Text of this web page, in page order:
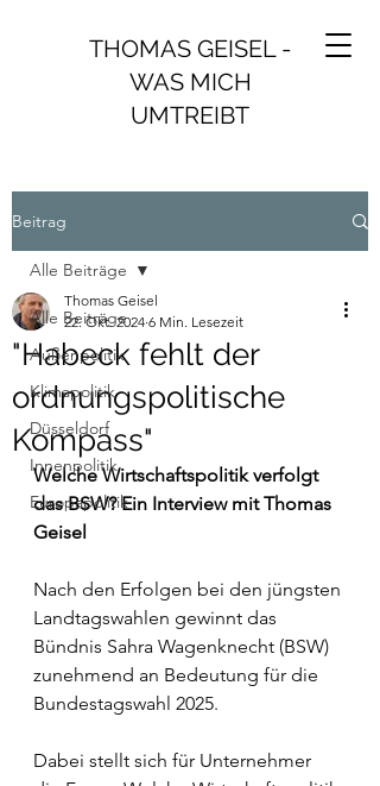
THOMAS GEISEL -
WAS MICH
UMTREIBT
Beitrag
Alle Beiträge
Außenpolitik
Klimapolitik
Düsseldorf
Innenpolitik
Europapolitik
Alle Beiträge
"Habeck fehlt der
ordnungspolitische
Kompass"
Thomas Geisel
22. Okt. 2024 6 Min. Lesezeit
Welche Wirtschaftspolitik verfolgt
das BSW? Ein Interview mit Thomas
Geisel
Nach den Erfolgen bei den jüngsten
Landtagswahlen gewinnt das
Bündnis Sahra Wagenknecht (BSW)
zunehmend an Bedeutung für die
Bundestagswahl 2025.
Dabei stellt sich für Unternehmer